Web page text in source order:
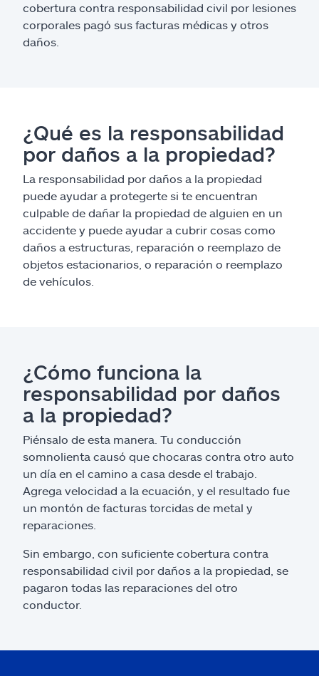
cobertura contra responsabilidad civil por lesiones
corporales pagó sus facturas médicas y otros
daños.
¿Qué es la responsabilidad
por daños a la propiedad?
La responsabilidad por daños a la propiedad
puede ayudar a protegerte si te encuentran
culpable de dañar la propiedad de alguien en un
accidente y puede ayudar a cubrir cosas como
daños a estructuras, reparación o reemplazo de
objetos estacionarios, o reparación o reemplazo
de vehículos.
¿Cómo funciona la
responsabilidad por daños
a la propiedad?
Piénsalo de esta manera. Tu conducción
somnolienta causó que chocaras contra otro auto
un día en el camino a casa desde el trabajo.
Agrega velocidad a la ecuación, y el resultado fue
un montón de facturas torcidas de metal y
reparaciones.
Sin embargo, con suficiente cobertura contra
responsabilidad civil por daños a la propiedad, se
pagaron todas las reparaciones del otro
conductor.